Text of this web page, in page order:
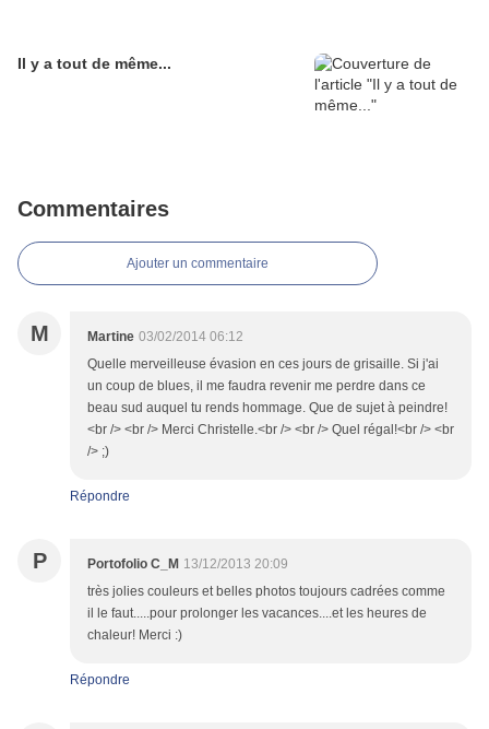
Il y a tout de même...
Commentaires
Ajouter un commentaire
M Martine 03/02/2014 06:12
Quelle merveilleuse évasion en ces jours de grisaille. Si j'ai
un coup de blues, il me faudra revenir me perdre dans ce
beau sud auquel tu rends hommage. Que de sujet à peindre!
<br /> <br /> Merci Christelle.<br /> <br /> Quel régal!<br /> <br
/> ;)
Répondre
P Portofolio C_M 13/12/2013 20:09
très jolies couleurs et belles photos toujours cadrées comme
il le faut.....pour prolonger les vacances....et les heures de
chaleur! Merci :)
Répondre